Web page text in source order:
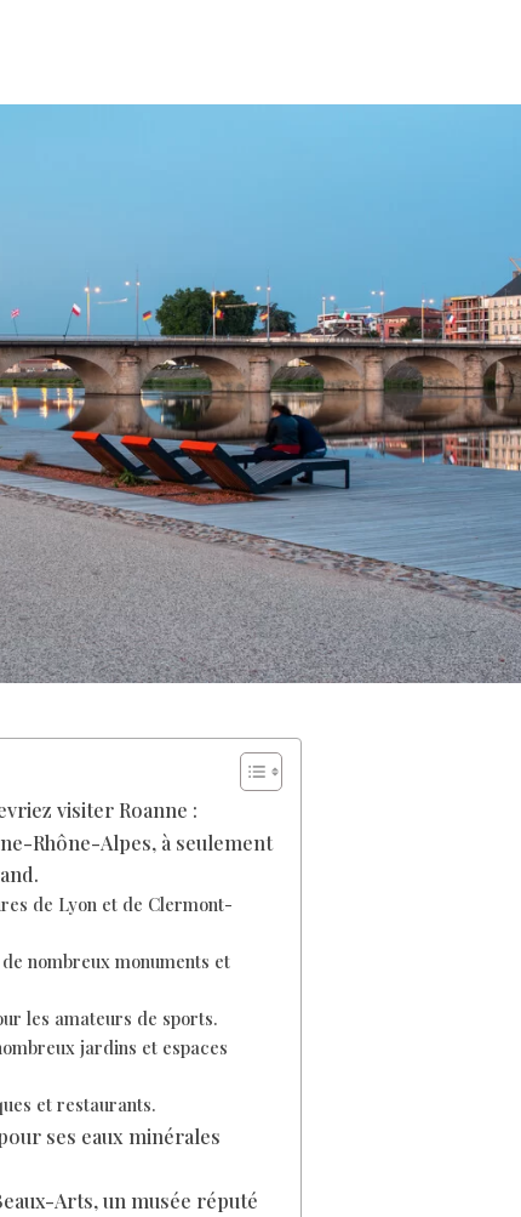
visiter Roanne :
Rhône-Alpes, à seulement
de Lyon et de Clermont-
nombreux monuments et
les amateurs de sports.
jardins et espaces
et restaurants.
ses eaux minérales
Arts, un musée réputé